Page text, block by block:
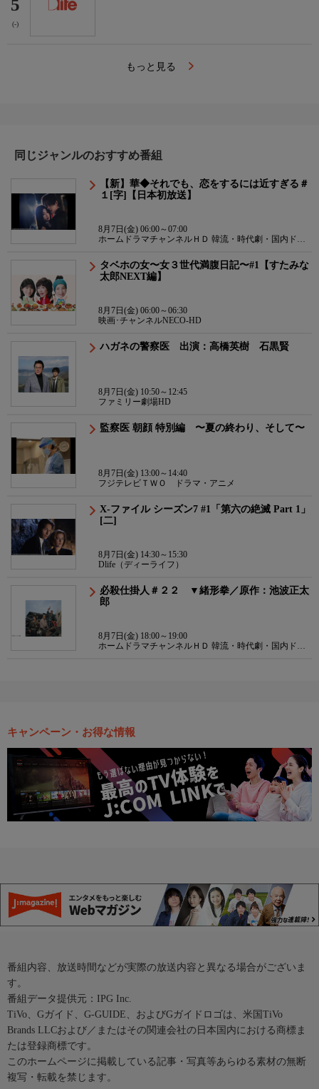
5
(-)
もっと見る
同じジャンルのおすすめ番組
【新】華◆それでも、恋をするには近すぎる＃
１[字]【日本初放送】
8月7日(金) 06:00～07:00
ホームドラマチャンネルＨＤ 韓流・時代劇・国内ドラ
タベホの女〜女３世代満腹日記〜#1【すたみな
太郎NEXT編】
8月7日(金) 06:00～06:30
映画･チャンネルNECO-HD
ハガネの警察医 出演：高橋英樹 石黒賢
8月7日(金) 10:50～12:45
ファミリー劇場HD
監察医 朝顔 特別編 〜夏の終わり、そして〜
8月7日(金) 13:00～14:40
フジテレビＴＷＯ ドラマ・アニメ
X-ファイル シーズン7 #1「第六の絶滅 Part 1」
[二]
8月7日(金) 14:30～15:30
Dlife（ディーライフ）
必殺仕掛人＃２２ ▼緒形拳／原作：池波正太
郎
8月7日(金) 18:00～19:00
ホームドラマチャンネルＨＤ 韓流・時代劇・国内ドラ
キャンペーン・お得な情報
番組内容、放送時間などが実際の放送内容と異なる場合がございま
す。
番組データ提供元：IPG Inc.
TiVo、Gガイド、G-GUIDE、およびGガイドロゴは、米国TiVo
Brands LLCおよび／またはその関連会社の日本国内における商標ま
たは登録商標です。
このホームページに掲載している記事・写真等あらゆる素材の無断
複写・転載を禁じます。